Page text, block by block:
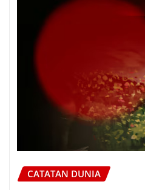
CATATAN DUNIA